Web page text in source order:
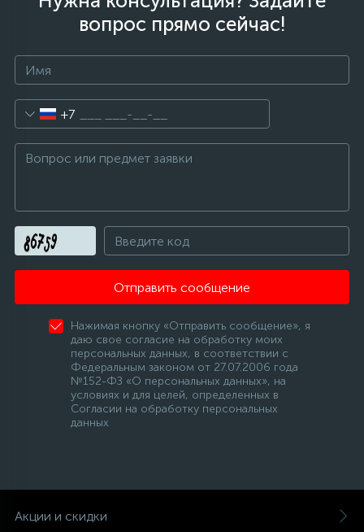
вопрос прямо сейчас!
+7
Отправить сообщение
Нажимая кнопку «Отправить сообщение», я
даю свое согласие на обработку моих
персональных данных, в соответствии с
Федеральным законом от 27.07.2006 года
№152-ФЗ «О персональных данных», на
условиях и для целей, определенных в
Согласии на обработку персональных
данных
Акции и скидки